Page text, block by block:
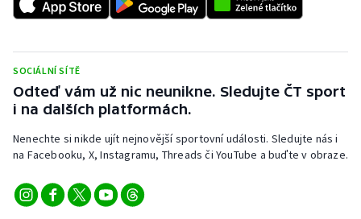
SOCIÁLNÍ SÍTĚ
Odteď vám už nic neunikne. Sledujte ČT sport
i na dalších platformách.
Nenechte si nikde ujít nejnovější sportovní události. Sledujte nás i
na Facebooku, X, Instagramu, Threads či YouTube a buďte v obraze.